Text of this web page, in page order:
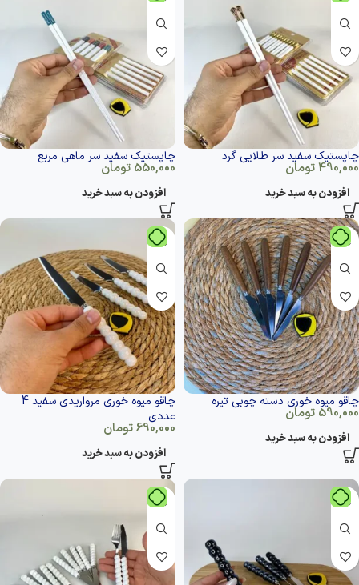
چاپستیک سفید سر طلایی گرد
490,000تومان
افزودن به سبد خرید
چاپستیک سفید سر ماهی مربع
550,000 تومان
افزودن به سبد خرید
چاقو میوه خوری دسته چوبی تیره
590,000 تومان
افزودن به سبد خرید
چاقو میوه خوری مرواریدی سفید 4
عددی
690,000تومان
افزودن به سبد خرید